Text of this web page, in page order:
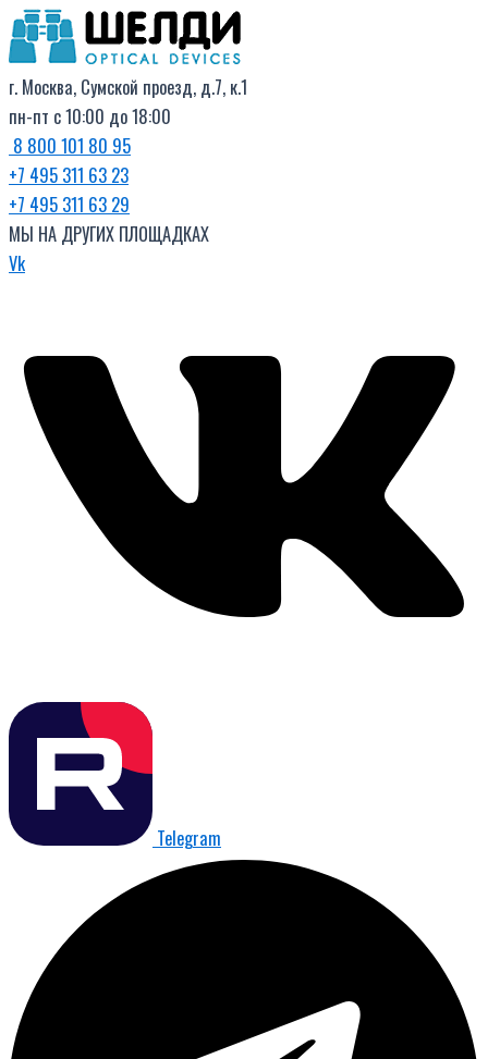
Перейти
к
содержимому
г. Москва, Сумской проезд, д.7, к.1
пн-пт с 10:00 до 18:00
8 800 101 80 95
+7 495 311 63 23
+7 495 311 63 29
МЫ НА ДРУГИХ ПЛОЩАДКАХ
Vk
Telegram
Поиск
товаров